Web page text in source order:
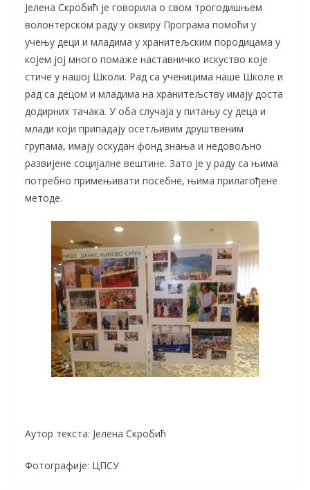
Јелена Скробић је говорила о свом трогодишњем
волонтерском раду у оквиру Програма помоћи у
учењу деци и младима у хранитељским породицама у
којем јој много помаже наставничко искуство које
стиче у нашој Школи. Рад са ученицима наше Школе и
рад са децом и младима на хранитељству имају доста
додирних тачака. У оба случаја у питању су деца и
млади који припадају осетљивим друштвеним
групама, имају оскудан фонд знања и недовољно
развијене социјалне вештине. Зато је у раду са њима
потребно примењивати посебне, њима прилагођене
методе.
Аутор текста: Јелена Скробић
Фотографије: ЦПСУ